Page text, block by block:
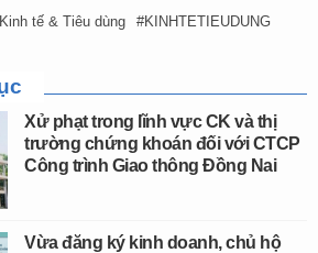
Kinh tế & Tiêu dùng KINHTETIEUDUNG
Xử phạt trong lĩnh vực CK và thị
trường chứng khoán đối với CTCP
Công trình Giao thông Đồng Nai
Vừa đăng ký kinh doanh, chủ hộ